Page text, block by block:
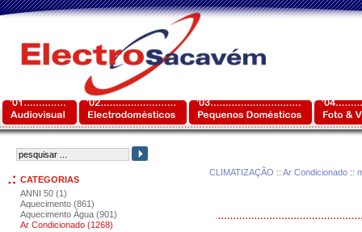
CATEGORIAS
ANNI 50 (1)
Aquecimento (861)
Aquecimento Água (901)
Ar Condicionado (1268)
CLIMATIZAÇÃO :: Ar Condicionado ::